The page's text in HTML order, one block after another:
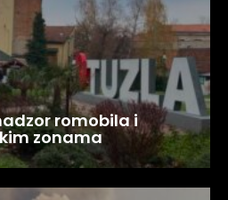
romobila i
zonama